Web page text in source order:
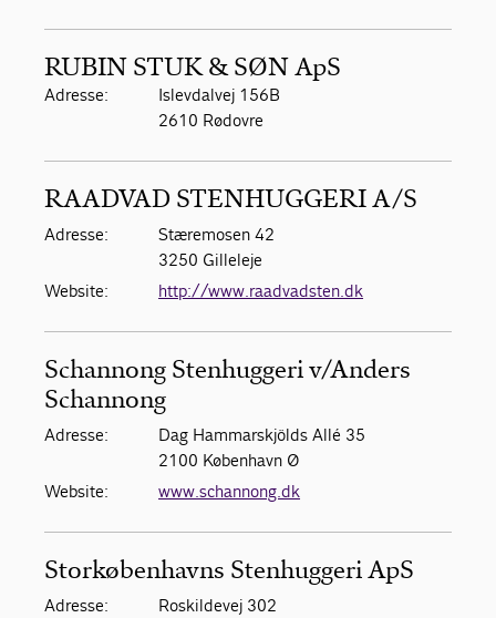
RUBIN STUK & SØN ApS
Adresse:
Islevdalvej 156B
2610 Rødovre
RAADVAD STENHUGGERI A/S
Adresse:
Stæremosen 42
3250 Gilleleje
Website:
http://www.raadvadsten.dk
Schannong Stenhuggeri v/Anders
Schannong
Adresse:
Dag Hammarskjölds Allé 35
2100 København Ø
Website:
www.schannong.dk
Storkøbenhavns Stenhuggeri ApS
Adresse:
Roskildevej 302